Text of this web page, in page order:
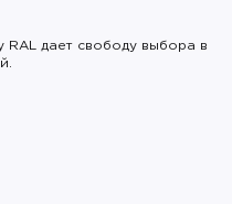
RAL дает свободу выбора в